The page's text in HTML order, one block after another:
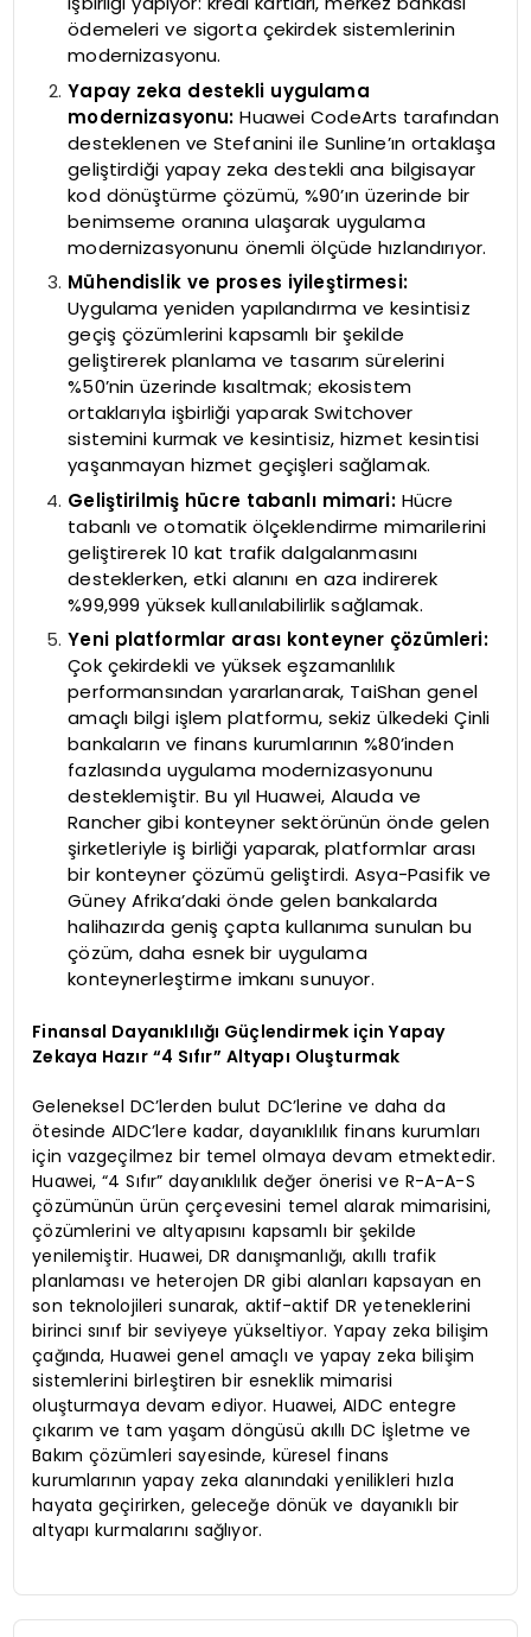
ödemeleri ve sigorta çekirdek sistemlerinin
modernizasyonu.
Yapay zeka destekli uygulama
modernizasyonu: Huawei CodeArts tarafından
desteklenen ve Stefanini ile Sunline’ın ortaklaşa
geliştirdiği yapay zeka destekli ana bilgisayar
kod dönüştürme çözümü, %90’ın üzerinde bir
benimseme oranına ulaşarak uygulama
modernizasyonunu önemli ölçüde hızlandırıyor.
Mühendislik ve proses iyileştirmesi:
Uygulama yeniden yapılandırma ve kesintisiz
geçiş çözümlerini kapsamlı bir şekilde
geliştirerek planlama ve tasarım sürelerini
%50’nin üzerinde kısaltmak; ekosistem
ortaklarıyla işbirliği yaparak Switchover
sistemini kurmak ve kesintisiz, hizmet kesintisi
yaşanmayan hizmet geçişleri sağlamak.
Geliştirilmiş hücre tabanlı mimari:Hücre
tabanlı ve otomatik ölçeklendirme mimarilerini
geliştirerek 10 kat trafik dalgalanmasını
desteklerken, etki alanını en aza indirerek
%99,999 yüksek kullanılabilirlik sağlamak.
Yeni platformlar arası konteyner çözümleri:
Çok çekirdekli ve yüksek eşzamanlılık
performansından yararlanarak, TaiShan genel
amaçlı bilgi işlem platformu, sekiz ülkedeki Çinli
bankaların ve finans kurumlarının %80’inden
fazlasında uygulama modernizasyonunu
desteklemiştir. Bu yıl Huawei, Alauda ve
Rancher gibi konteyner sektörünün önde gelen
şirketleriyle iş birliği yaparak, platformlar arası
bir konteyner çözümü geliştirdi. Asya-Pasifik ve
Güney Afrika’daki önde gelen bankalarda
halihazırda geniş çapta kullanıma sunulan bu
çözüm, daha esnek bir uygulama
konteynerleştirme imkanı sunuyor.
Finansal Dayanıklılığı Güçlendirmek için Yapay
Zekaya Hazır “4 Sıfır” Altyapı Oluşturmak
Geleneksel DC’lerden bulut DC’lerine ve daha da
ötesinde AIDC’lere kadar, dayanıklılık finans kurumları
için vazgeçilmez bir temel olmaya devam etmektedir.
Huawei, “4 Sıfır” dayanıklılık değer önerisi ve R-A-A-S
çözümünün ürün çerçevesini temel alarak mimarisini,
çözümlerini ve altyapısını kapsamlı bir şekilde
yenilemiştir. Huawei, DR danışmanlığı, akıllı trafik
planlaması ve heterojen DR gibi alanları kapsayan en
son teknolojileri sunarak, aktif-aktif DR yeteneklerini
birinci sınıf bir seviyeye yükseltiyor. Yapay zeka bilişim
çağında, Huawei genel amaçlı ve yapay zeka bilişim
sistemlerini birleştiren bir esneklik mimarisi
oluşturmaya devam ediyor. Huawei, AIDC entegre
çıkarım ve tam yaşam döngüsü akıllı DC İşletme ve
Bakım çözümleri sayesinde, küresel finans
kurumlarının yapay zeka alanındaki yenilikleri hızla
hayata geçirirken, geleceğe dönük ve dayanıklı bir
altyapı kurmalarını sağlıyor.